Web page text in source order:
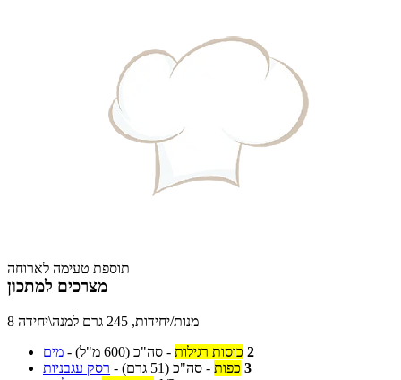
תוספת טעימה לארוחה
מצרכים למתכון
8 מנות/יחידות, 245 גרם למנה\יחידה
מים - 2 כוסות רגילות - סה"כ (600 מ"ל)
רסק עגבניות - 3 כפות - סה"כ (51 גרם)